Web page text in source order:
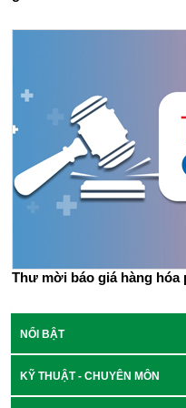
Thư mời báo giá hàng hóa
NỔI BẬT
KỸ THUẬT - CHUYÊN MÔN